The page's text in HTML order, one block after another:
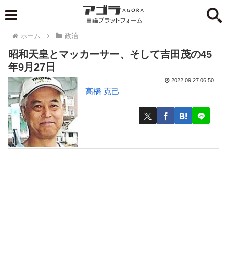
ホーム 政治
昭和天皇とマッカーサー、そして吉田茂の45
年9月27日
高橋 克己
2022.09.27 06:50